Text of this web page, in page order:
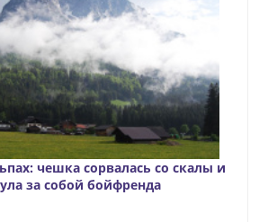
чешка сорвалась со скалы и
за собой бойфренда